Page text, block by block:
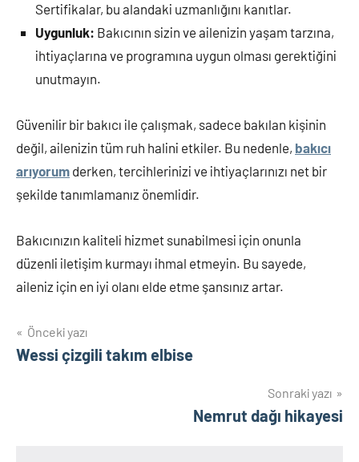
Sertifikalar, bu alandaki uzmanlığını kanıtlar.
Uygunluk: Bakıcının sizin ve ailenizin yaşam tarzına,
ihtiyaçlarına ve programına uygun olması gerektiğini
unutmayın.
Güvenilir bir bakıcı ile çalışmak, sadece bakılan kişinin
değil, ailenizin tüm ruh halini etkiler. Bu nedenle, bakıcı
arıyorum derken, tercihlerinizi ve ihtiyaçlarınızı net bir
şekilde tanımlamanız önemlidir.
Bakıcınızın kaliteli hizmet sunabilmesi için onunla
düzenli iletişim kurmayı ihmal etmeyin. Bu sayede,
aileniz için en iyi olanı elde etme şansınız artar.
Yazı
gezinmesi
Önceki yazı
Wessi çizgili takım elbise
Sonraki yazı
Nemrut dağı hikayesi